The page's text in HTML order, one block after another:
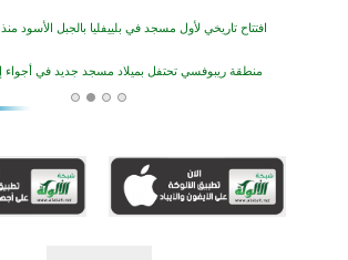
أكبر مشروع إسلامي في ريف أستراليا يفتتح أبوابه بعد
اختتام الدورة التاسعة لمسابقة حفظ وتلاوة القرآن